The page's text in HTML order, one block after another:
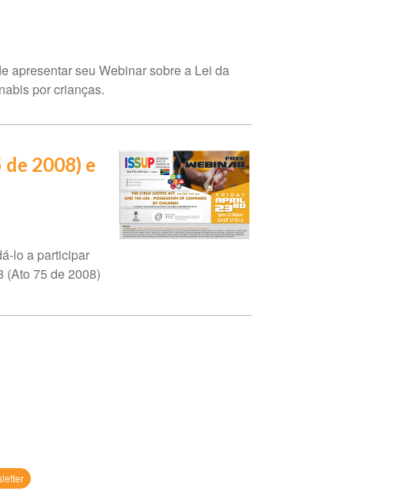
apresentar seu Webinar sobre a Lei da
por crianças.
2008) e
lo a participar
(Ato 75 de 2008)